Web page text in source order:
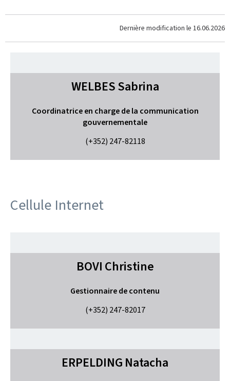
Dernière modification le 16.06.2026
WELBESSabrina
Coordinatrice en charge de la communication
gouvernementale
(+352) 247-82118
Cellule Internet
BOVI Christine
Gestionnaire de contenu
(+352) 247-82017
ERPELDING Natacha